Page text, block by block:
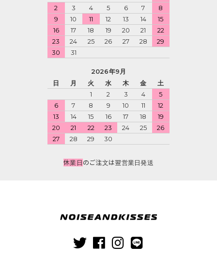
2
3 4 5 6 7
8
9
10 11 12 13 14
15
16
17 18 19 20 21
22
23
24 25 26 27 28
29
30
31
2026年9月
日
月 火 水 木 金
土
1
2 3 4
5
6
7 8 9 10 11
12
13
14 15 16 17 18
19
20
21 22 23 24 25
26
27
28 29 30
休業日のご注文は翌営業日発送